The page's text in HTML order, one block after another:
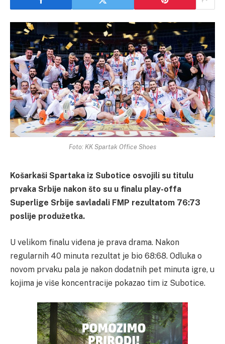
Foto: KK Spartak Office Shoes
Košarkaši Spartaka iz Subotice osvojili su titulu
prvaka Srbije nakon što su u finalu play-offa
Superlige Srbije savladali FMP rezultatom 76:73
poslije produžetka.
U velikom finalu viđena je prava drama. Nakon
regularnih 40 minuta rezultat je bio 68:68. Odluka o
novom prvaku pala je nakon dodatnih pet minuta igre, u
kojima je više koncentracije pokazao tim iz Subotice.